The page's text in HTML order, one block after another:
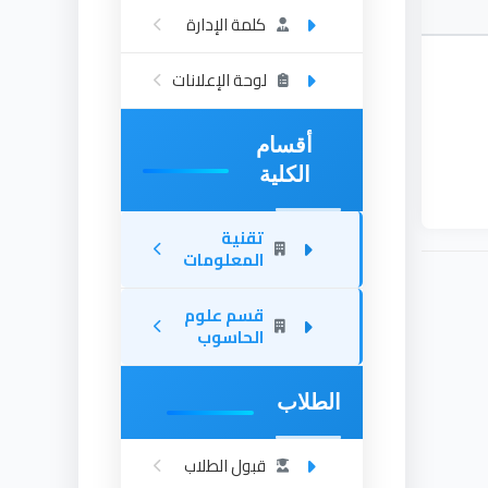
كلمة الإدارة
لوحة الإعلانات
أقسام
الكلية
تقنية
المعلومات
قسم علوم
الحاسوب
الطلاب
قبول الطلاب